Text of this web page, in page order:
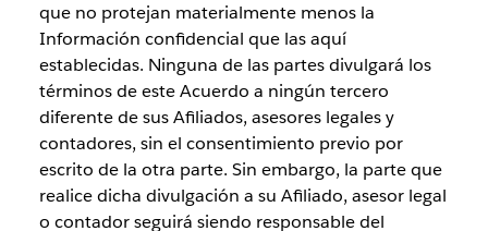
que no protejan materialmente menos la
Información confidencial que las aquí
establecidas. Ninguna de las partes divulgará los
términos de este Acuerdo a ningún tercero
diferente de sus Afiliados, asesores legales y
contadores, sin el consentimiento previo por
escrito de la otra parte. Sin embargo, la parte que
realice dicha divulgación a su Afiliado, asesor legal
o contador seguirá siendo responsable del